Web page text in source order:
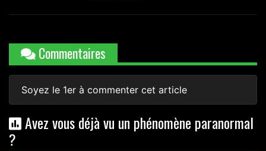
Commentaires
Soyez le 1er à commenter cet article
Avez vous déjà vu un phénomène paranormal
?